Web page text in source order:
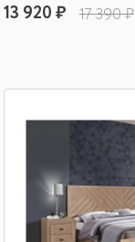
13 920 ₽ 17 390 ₽